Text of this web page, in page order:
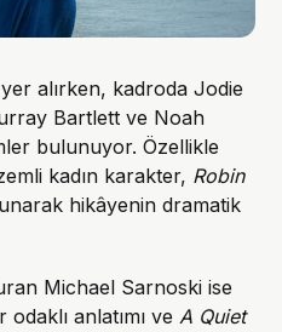
alırken, kadroda Jodie
Bartlett ve Noah
bulunuyor. Özellikle
kadın karakter, Robin
hikâyenin dramatik
Michael Sarnoski ise
anlatımı veA Quiet